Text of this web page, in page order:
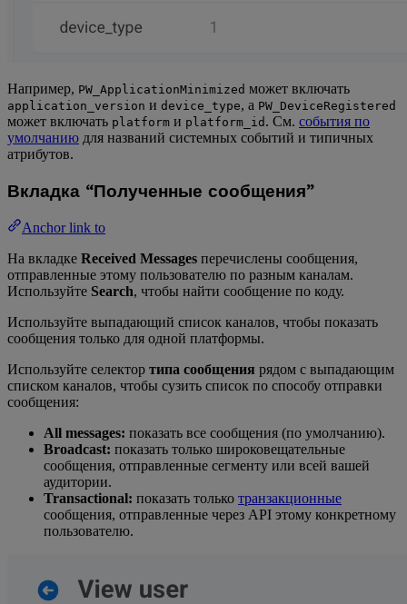
Например, PW_ApplicationMinimized может включать
application_version и device_type, а PW_DeviceRegistered
может включать platform и platform_id . См. события по
умолчанию для названий системных событий и типичных
атрибутов.
Вкладка “Полученные сообщения”
Anchor link to
На вкладке Received Messages перечислены сообщения,
отправленные этому пользователю по разным каналам.
Используйте Search, чтобы найти сообщение по коду.
Используйте выпадающий список каналов, чтобы показать
сообщения только для одной платформы.
Используйте селектор типа сообщения рядом с выпадающим
списком каналов, чтобы сузить список по способу отправки
сообщения:
All messages: показать все сообщения (по умолчанию).
Broadcast: показать только широковещательные
сообщения, отправленные сегменту или всей вашей
аудитории.
Transactional: показать только транзакционные
сообщения, отправленные через API этому конкретному
пользователю.